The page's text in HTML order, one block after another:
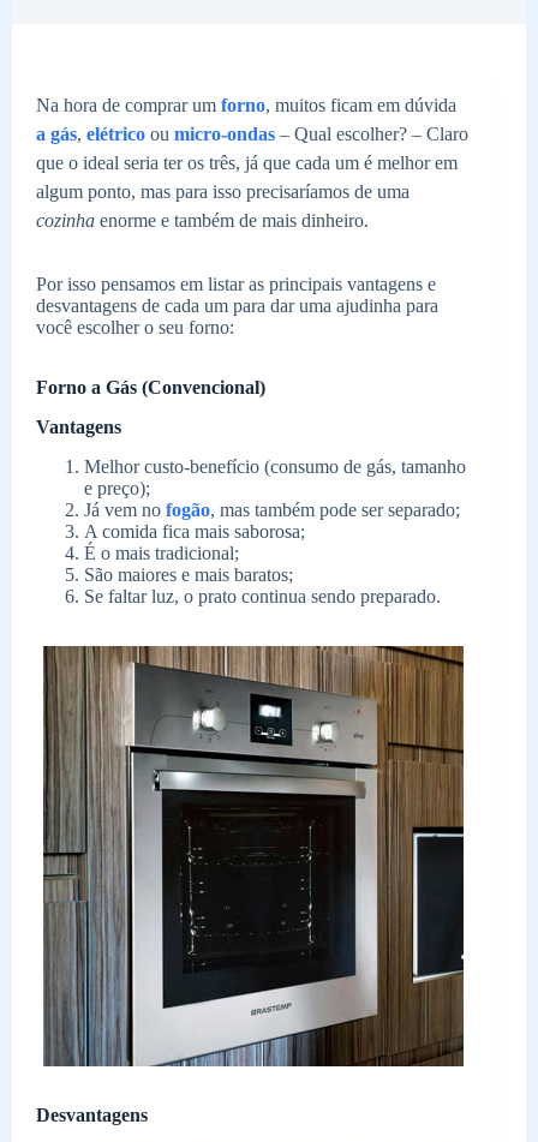
Na hora de comprar um forno, muitos ficam em dúvida
a gás, elétrico ou micro-ondas – Qual escolher? – Claro
que o ideal seria ter os três, já que cada um é melhor em
algum ponto, mas para isso precisaríamos de uma
cozinha enorme e também de mais dinheiro.
Por isso pensamos em listar as principais vantagens e
desvantagens de cada um para dar uma ajudinha para
você escolher o seu forno:
Forno a Gás (Convencional)
Vantagens
Melhor custo-benefício (consumo de gás, tamanho
e preço);
Já vem no fogão, mas também pode ser separado;
A comida fica mais saborosa;
É o mais tradicional;
São maiores e mais baratos;
Se faltar luz, o prato continua sendo preparado.
Desvantagens